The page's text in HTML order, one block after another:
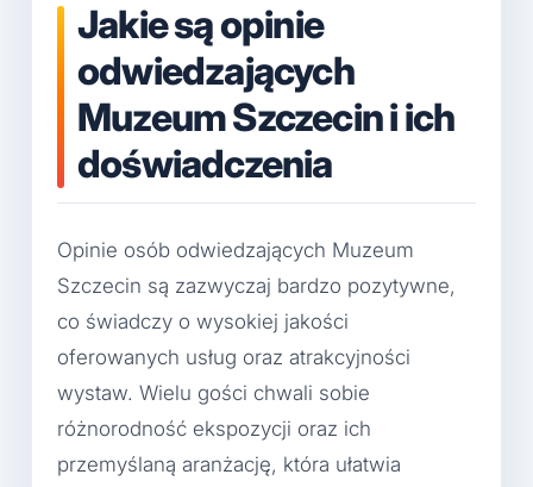
Jakie są opinie
odwiedzających
Muzeum Szczecin i ich
doświadczenia
Opinie osób odwiedzających Muzeum
Szczecin są zazwyczaj bardzo pozytywne,
co świadczy o wysokiej jakości
oferowanych usług oraz atrakcyjności
wystaw. Wielu gości chwali sobie
różnorodność ekspozycji oraz ich
przemyślaną aranżację, która ułatwia